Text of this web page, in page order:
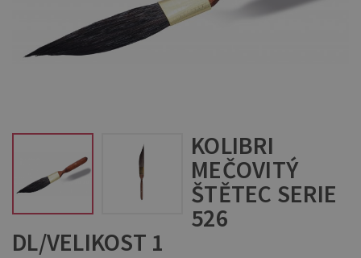
KOLIBRI
MEČOVITÝ
ŠTĚTEC SERIE
526
DL/VELIKOST 1